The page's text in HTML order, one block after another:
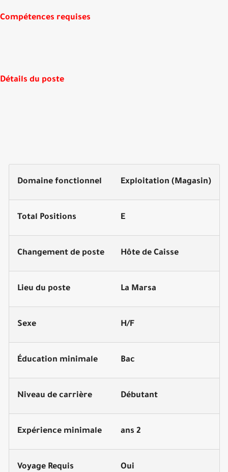
Compétences requises
Détails du poste
Exploitation (Magasin)
Domaine fonctionnel
Total Positions
Hôte de Caisse
Changement de poste
La Marsa
Lieu du poste
H/F
Sexe
Bac
Éducation minimale
Débutant
Niveau de carrière
Expérience minimale
Oui
Voyage Requis